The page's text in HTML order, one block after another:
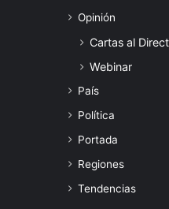
Opinión
Cartas al
Webinar
País
Política
Portada
Regiones
Tendencias